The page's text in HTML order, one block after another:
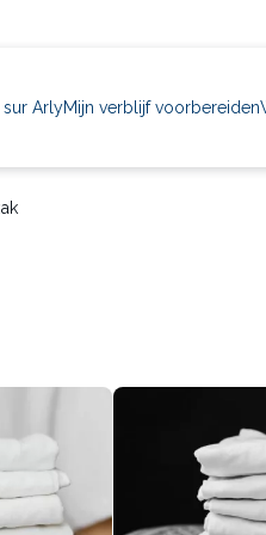
sur ArlyMijn verblijf voorbereiden